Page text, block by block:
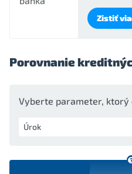
Zistiť
Porovnanie
Vyberte parameter, ktorý